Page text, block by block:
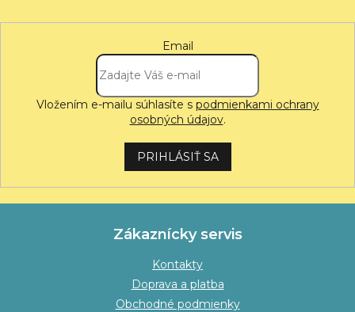
Email
Vložením e-mailu súhlasíte s podmienkami ochrany
osobných údajov.
PRIHLÁSIŤ SA
Zákaznícky servis
Kontakty
Doprava a platba
Obchodné podmienky